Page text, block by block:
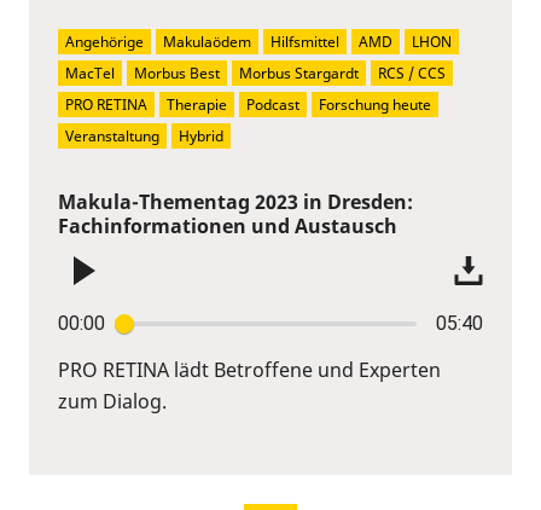
Makula-Thementag 2023 in Dresden:
Fachinformationen und Austausch
00:00 05:40
PRO RETINA lädt Betroffene und Experten
zum Dialog.
Angehörige Makulaödem Hilfsmittel AMD
LHON
MacTel
Morbus Best Morbus Stargardt
RCS / CCS
PRO RETINA
Therapie Podcast
Forschung heute
Veranstaltung
Hybrid